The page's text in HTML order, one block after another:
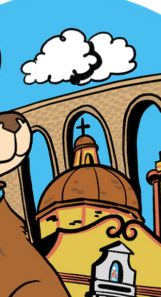
desparasitación y atención veterinaria sin salir de